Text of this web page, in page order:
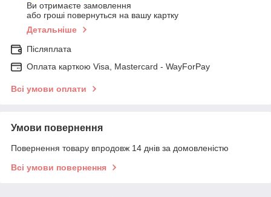
Ви отримаєте замовлення
або гроші повернуться на вашу картку
Детальніше
Післяплата
Оплата карткою Visa, Mastercard - WayForPay
Всі умови оплати
Умови повернення
Повернення товару впродовж 14 днів за домовленістю
Всі умови повернення